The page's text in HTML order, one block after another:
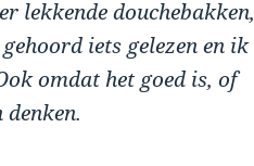
lekkende douchebakken,
iets gelezen en ik
omdat het goed is, of